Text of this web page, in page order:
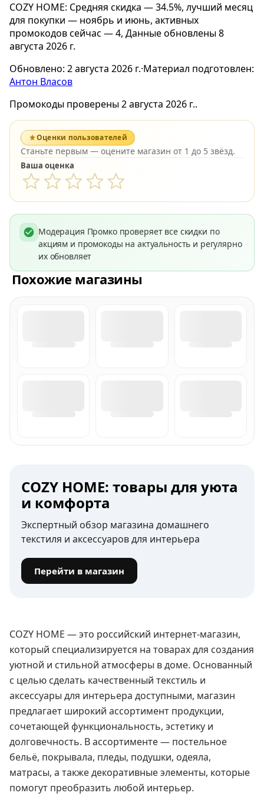
COZY HOME: Средняя скидка — 34.5%, лучший месяц
для покупки — ноябрь и июнь, активных
промокодов сейчас — 4, Данные обновлены 8
августа 2026 г.
Обновлено: 2 августа 2026 г.·Материал подготовлен:
Антон Власов
Промокоды проверены 2 августа 2026 г..
Оценки пользователей
Станьте первым — оцените магазин от 1 до 5 звёзд.
Ваша оценка
Модерация Промко проверяет все скидки по
акциям и промокоды на актуальность и регулярно
их обновляет
Похожие магазины
COZY HOME: товары для уюта
и комфорта
Экспертный обзор магазина домашнего
текстиля и аксессуаров для интерьера
Перейти в магазин
COZY HOME — это российский интернет-магазин,
который специализируется на товарах для создания
уютной и стильной атмосферы в доме. Основанный
с целью сделать качественный текстиль и
аксессуары для интерьера доступными, магазин
предлагает широкий ассортимент продукции,
сочетающей функциональность, эстетику и
долговечность. В ассортименте — постельное
бельё, покрывала, пледы, подушки, одеяла,
матрасы, а также декоративные элементы, которые
помогут преобразить любой интерьер.